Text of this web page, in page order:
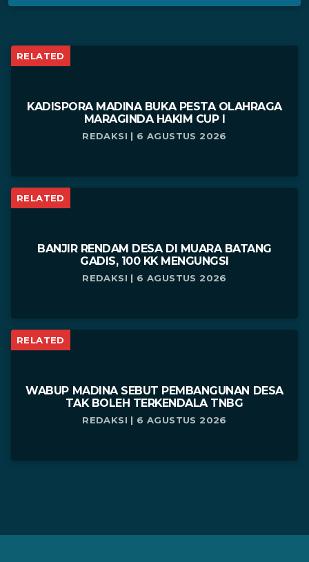
RELATED
KADISPORA MADINA BUKA PESTA OLAHRAGA
MARAGINDA HAKIM CUP I
REDAKSI | 6 AGUSTUS 2026
RELATED
BANJIR RENDAM DESA DI MUARA BATANG
GADIS, 100 KK MENGUNGSI
REDAKSI | 6 AGUSTUS 2026
RELATED
WABUP MADINA SEBUT PEMBANGUNAN DESA
TAK BOLEH TERKENDALA TNBG
REDAKSI | 6 AGUSTUS 2026